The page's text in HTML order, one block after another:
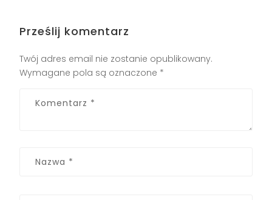
Prześlij komentarz
Twój adres email nie zostanie opublikowany.
Wymagane pola są oznaczone *